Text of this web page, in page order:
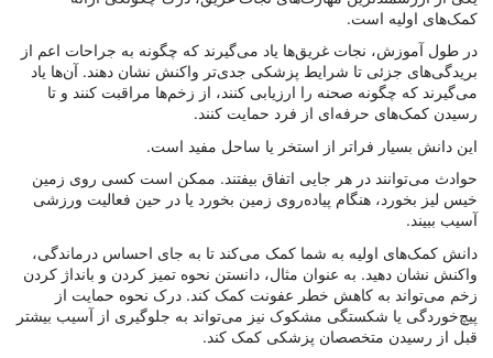
کمک‌های اولیه است.
در طول آموزش، نجات غریق‌ها یاد می‌گیرند که چگونه به جراحات اعم از
بریدگی‌های جزئی تا شرایط پزشکی جدی‌تر واکنش نشان دهند. آن‌ها یاد
می‌گیرند که چگونه صحنه را ارزیابی کنند، از زخم‌ها مراقبت کنند و تا
رسیدن کمک‌های حرفه‌ای از فرد حمایت کنند.
این دانش بسیار فراتر از استخر یا ساحل مفید است.
حوادث می‌توانند در هر جایی اتفاق بیفتند. ممکن است کسی روی زمین
خیس لیز بخورد، هنگام پیاده‌روی زمین بخورد یا در حین فعالیت ورزشی
آسیب ببیند.
دانش کمک‌های اولیه به شما کمک می‌کند تا به جای احساس درماندگی،
واکنش نشان دهید. به عنوان مثال، دانستن نحوه تمیز کردن و بانداژ کردن
زخم می‌تواند به کاهش خطر عفونت کمک کند. درک نحوه حمایت از
پیچ‌خوردگی یا شکستگی مشکوک نیز می‌تواند به جلوگیری از آسیب بیشتر
قبل از رسیدن متخصصان پزشکی کمک کند.